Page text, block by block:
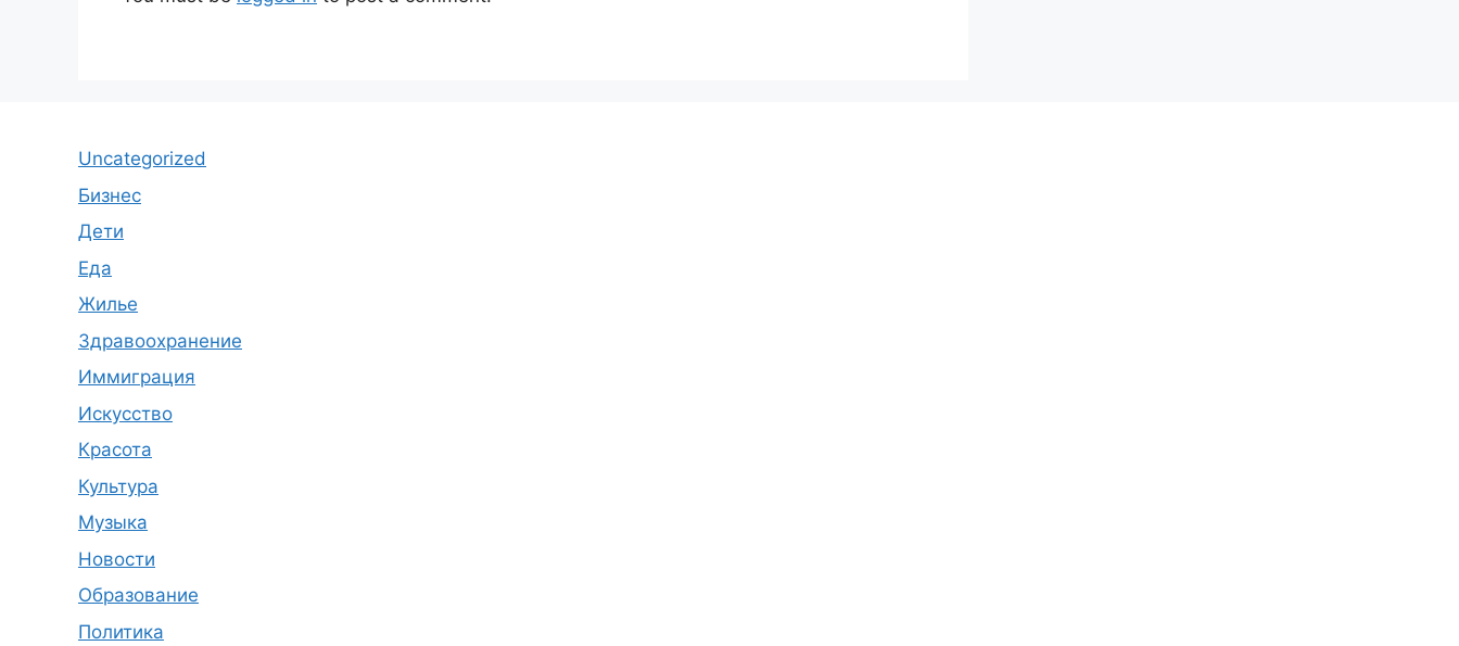
Uncategorized
Бизнес
Дети
Еда
Жилье
Здравоохранение
Иммиграция
Искусство
Красота
Культура
Музыка
Новости
Образование
Политика